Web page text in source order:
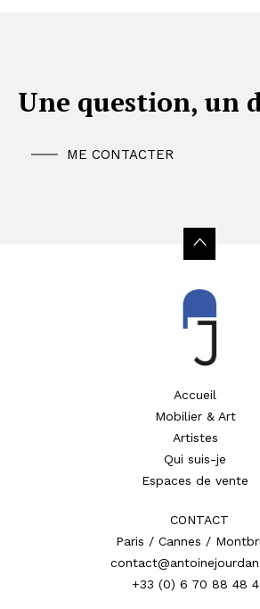
Une question, un
ME CONTACTER
Accueil
Mobilier & Art
Artistes
Qui suis-je
Espaces de vente
CONTACT
Paris / Cannes /
+33 (0) 6 70 88 48